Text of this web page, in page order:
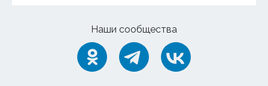
Наши сообщества